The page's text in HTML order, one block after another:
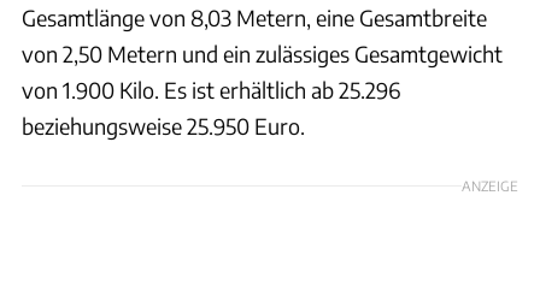
Gesamtlänge von 8,03 Metern, eine Gesamtbreite
von 2,50 Metern und ein zulässiges Gesamtgewicht
von 1.900 Kilo. Es ist erhältlich ab 25.296
beziehungsweise 25.950 Euro.
ANZEIGE